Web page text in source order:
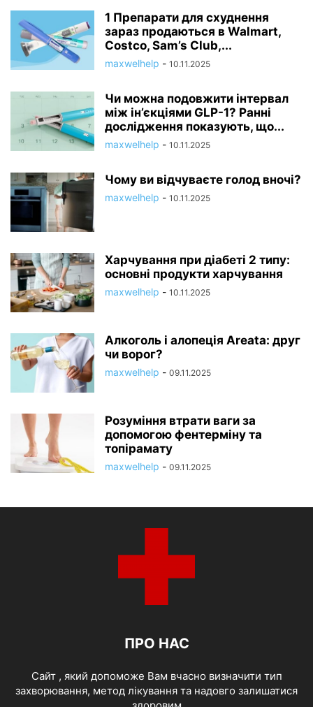
1 Препарати для схуднення
зараз продаються в Walmart,
Costco, Sam’s Club,...
maxwelhelp - 10.11.2025
Чи можна подовжити інтервал
між ін’єкціями GLP-1? Ранні
дослідження показують, що...
maxwelhelp - 10.11.2025
Чому ви відчуваєте голод вночі?
maxwelhelp - 10.11.2025
Харчування при діабеті 2 типу:
основні продукти харчування
maxwelhelp - 10.11.2025
Алкоголь і алопеція Areata: друг
чи ворог?
maxwelhelp - 09.11.2025
Розуміння втрати ваги за
допомогою фентерміну та
топірамату
maxwelhelp - 09.11.2025
ПРО НАС
Cайт , який допоможе Вам вчасно визначити тип
захворювання, метод лікування та надовго залишатися